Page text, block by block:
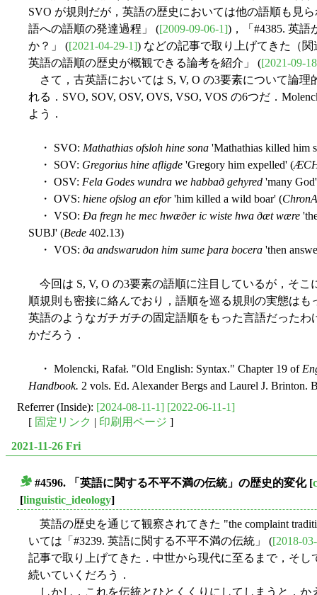
SVO が規則だが，英語の歴史においては他の語順も見
語への語順の発達過程」 ([2009-09-06-1])，「#4385. 英
か？」 ([2021-04-29-1]) などの記事で取り上げてきた（
英語の語順の歴史が概観できる論考を紹介」 ([2021-09-
さて，古英語においては S, V, O の3要素について論
れる．SVO, SOV, OSV, OVS, VSO, VOS の6つだ．
よう．
・ SVO: Mathathias ofsloh hine sona 'Mathathias killed him
・ SOV: Gregorius hine afligde 'Gregory him expelled' (
・ OSV: Fela Godes wundra we habbað gehyred 'many
・ OVS: hiene ofslog an efor'him killed a wild boar' (ChronA
・ VSO: Ða fregn he mec hwæðer ic wiste hwa ðæt wære
SUBJ' (Bede 402.13)
・ VOS: ða andswarudon him sume þara bocera 'then
今回は S, V, O の3要素の語順に注目しているが，そこ
順規則も密接に絡んでおり，語順を巡る規則の実態は
英語のようなガチガチの固定語順をもった言語だった
かだろう．
・ Molencki, Rafał. "Old English: Syntax." Chapter 19 of
Handbook. 2 vols. Ed. Alexander Bergs and Laurel J. Brinton.
Referrer (Inside): [2024-08-11-1] [2022-06-11-1]
[ 固定リンク | 印刷用ページ ]
2021-11-26 Fri
#4596. 「英語に関する不平不満の伝統」の歴史的変化[
[linguistic_ideology]
英語の歴史を通じて観察されてきた "the complaint
いては「#3239. 英語に関する不平不満の伝統」 ([2018-
記事で取り上げてきた．中世から現代に至るまで，そ
続いていくだろう．
しかし，これを伝統とひとくくりにしてしまうと，か